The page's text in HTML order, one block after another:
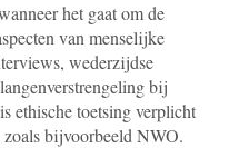
het gaat om de
van menselijke
wederzijdse
bij
ethische toetsing verplicht
zoals bijvoorbeeld NWO.